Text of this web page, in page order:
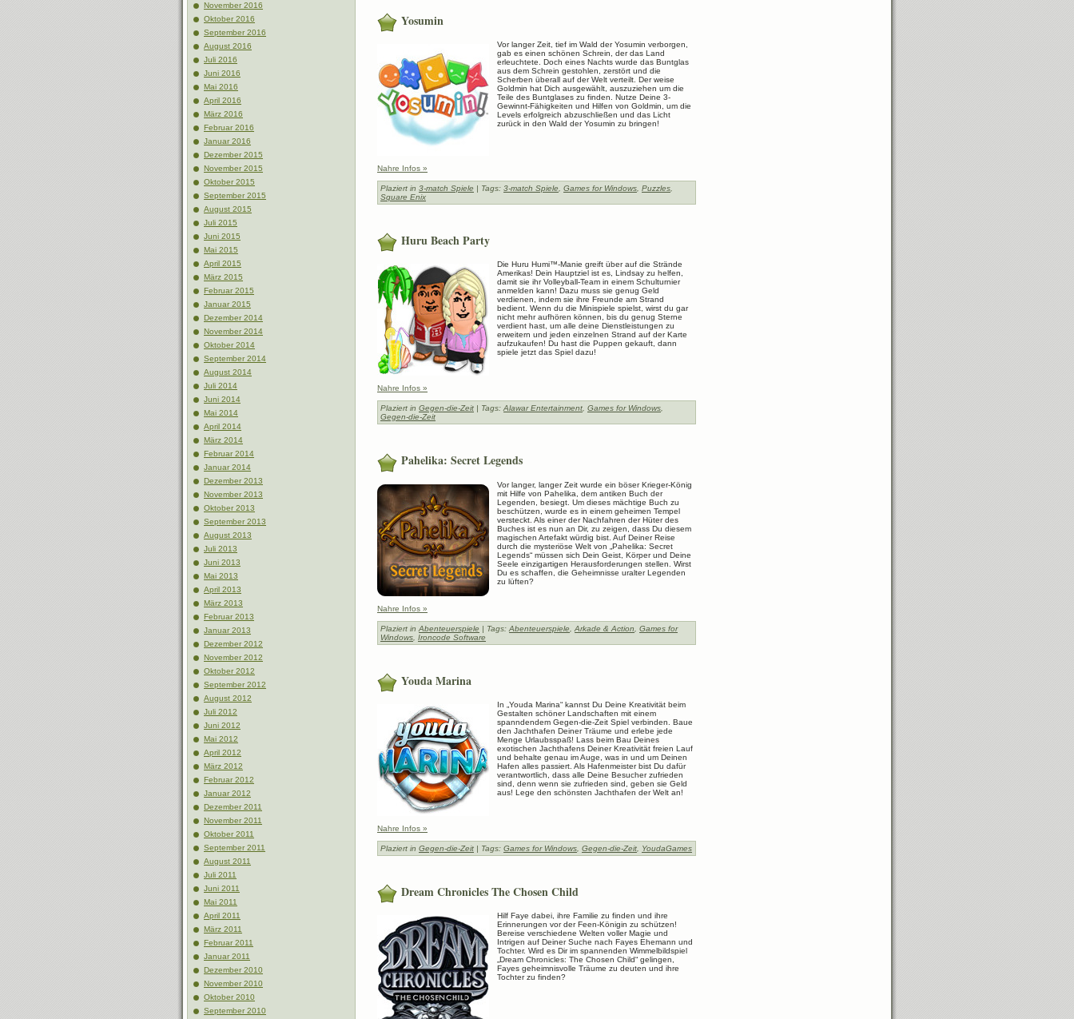
November 2016
Oktober 2016
September 2016
August 2016
Juli 2016
Juni 2016
Mai 2016
April 2016
März 2016
Februar 2016
Januar 2016
Dezember 2015
November 2015
Oktober 2015
September 2015
August 2015
Juli 2015
Juni 2015
Mai 2015
April 2015
März 2015
Februar 2015
Januar 2015
Dezember 2014
November 2014
Oktober 2014
September 2014
August 2014
Juli 2014
Juni 2014
Mai 2014
April 2014
März 2014
Februar 2014
Januar 2014
Dezember 2013
November 2013
Oktober 2013
September 2013
August 2013
Juli 2013
Juni 2013
Mai 2013
April 2013
März 2013
Februar 2013
Januar 2013
Dezember 2012
November 2012
Oktober 2012
September 2012
August 2012
Juli 2012
Juni 2012
Mai 2012
April 2012
März 2012
Februar 2012
Januar 2012
Dezember 2011
November 2011
Oktober 2011
September 2011
August 2011
Juli 2011
Juni 2011
Mai 2011
April 2011
März 2011
Februar 2011
Januar 2011
Dezember 2010
November 2010
Oktober 2010
September 2010
Yosumin
Vor langer Zeit, tief im Wald der Yosumin verborgen,
gab es einen schönen Schrein, der das Land
erleuchtete. Doch eines Nachts wurde das Buntglas
aus dem Schrein gestohlen, zerstört und die
Scherben überall auf der Welt verteilt. Der weise
Goldmin hat Dich ausgewählt, auszuziehen um die
Teile des Buntglases zu finden. Nutze Deine 3-
Gewinnt-Fähigkeiten und Hilfen von Goldmin, um die
Levels erfolgreich abzuschließen und das Licht
zurück in den Wald der Yosumin zu bringen!
Nahre Infos »
Plaziert in 3-match Spiele | Tags: 3-match Spiele Games for Windows Puzzles
Square Enix
Huru Beach Party
Die Huru Humi™-Manie greift über auf die Strände
Amerikas! Dein Hauptziel ist es, Lindsay zu helfen,
damit sie ihr Volleyball-Team in einem Schulturnier
anmelden kann! Dazu muss sie genug Geld
verdienen, indem sie ihre Freunde am Strand
bedient. Wenn du die Minispiele spielst, wirst du gar
nicht mehr aufhören können, bis du genug Sterne
verdient hast, um alle deine Dienstleistungen zu
erweitern und jeden einzelnen Strand auf der Karte
aufzukaufen! Du hast die Puppen gekauft, dann
spiele jetzt das Spiel dazu!
Nahre Infos »
Plaziert in Gegen-die-Zeit | Tags:Alawar Entertainment, Games for Windows,
Gegen-die-Zeit
Pahelika: Secret Legends
Vor langer, langer Zeit wurde ein böser Krieger-König
mit Hilfe von Pahelika, dem antiken Buch der
Legenden, besiegt. Um dieses mächtige Buch zu
beschützen, wurde es in einem geheimen Tempel
versteckt. Als einer der Nachfahren der Hüter des
Buches ist es nun an Dir, zu zeigen, dass Du diesem
magischen Artefakt würdig bist. Auf Deiner Reise
durch die mysteriöse Welt von „Pahelika: Secret
Legends“ müssen sich Dein Geist, Körper und Deine
Seele einzigartigen Herausforderungen stellen. Wirst
Du es schaffen, die Geheimnisse uralter Legenden
zu lüften?
Nahre Infos »
Plaziert in Abenteuerspiele | Tags: Abenteuerspiele Arkade & Action
Games for
Windows Ironcode Software
Youda Marina
In „Youda Marina“ kannst Du Deine Kreativität beim
Gestalten schöner Landschaften mit einem
spanndendem Gegen-die-Zeit Spiel verbinden. Baue
den Jachthafen Deiner Träume und erlebe jede
Menge Urlaubsspaß! Lass beim Bau Deines
exotischen Jachthafens Deiner Kreativität freien Lauf
und behalte genau im Auge, was in und um Deinen
Hafen alles passiert. Als Hafenmeister bist Du dafür
verantwortlich, dass alle Deine Besucher zufrieden
sind, denn wenn sie zufrieden sind, geben sie Geld
aus! Lege den schönsten Jachthafen der Welt an!
Nahre Infos »
Plaziert in Gegen-die-Zeit | Tags: Games for Windows Gegen-die-Zeit YoudaGames
Dream Chronicles The Chosen Child
Hilf Faye dabei, ihre Familie zu finden und ihre
Erinnerungen vor der Feen-Königin zu schützen!
Bereise verschiedene Welten voller Magie und
Intrigen auf Deiner Suche nach Fayes Ehemann und
Tochter. Wird es Dir im spannenden Wimmelbildspiel
„Dream Chronicles: The Chosen Child“ gelingen,
Fayes geheimnisvolle Träume zu deuten und ihre
Tochter zu finden?